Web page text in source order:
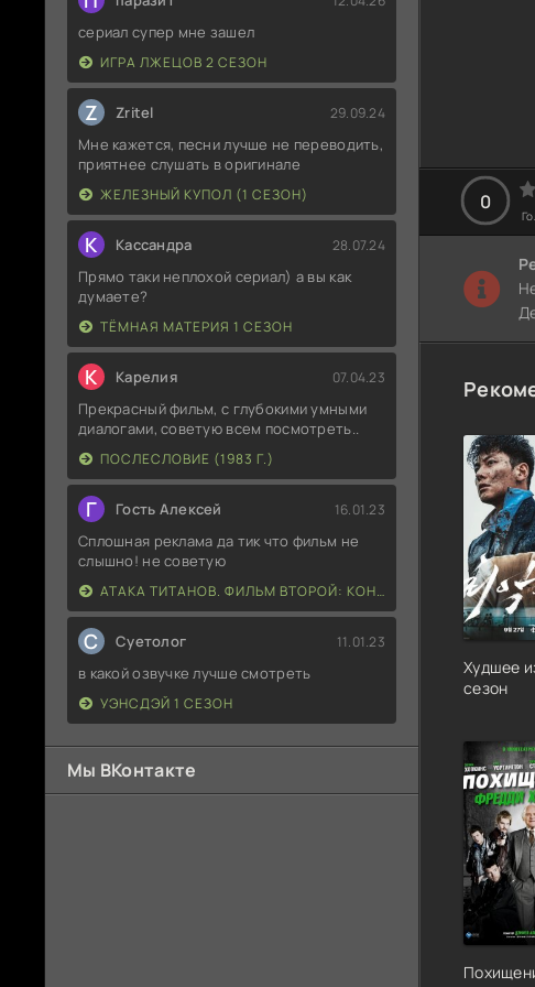
сериал супер мне зашел
ИГРА ЛЖЕЦОВ 2 СЕЗОН
Z Zritel 29.09.24
Мне кажется, песни лучше не переводить,
приятнее слушать в оригинале
ЖЕЛЕЗНЫЙ КУПОЛ (1 СЕЗОН)
К Кассандра 28.07.24
Прямо таки неплохой сериал) а вы как
думаете?
ТЁМНАЯ МАТЕРИЯ 1 СЕЗОН
К Карелия 07.04.23
Прекрасный фильм, с глубокими умными
диалогами, советую всем посмотреть..
ПОСЛЕСЛОВИЕ (1983 Г.)
Г Гость Алексей 16.01.23
Сплошная реклама да тик что фильм не
слышно! не советую
АТАКА ТИТАНОВ. ФИЛЬМ ВТОРОЙ: КОНЕЦ СВЕТА
С Суетолог 11.01.23
в какой озвучке лучше смотреть
УЭНСДЭЙ 1 СЕЗОН
Мы ВКонтакте
0
Худшее
сезон